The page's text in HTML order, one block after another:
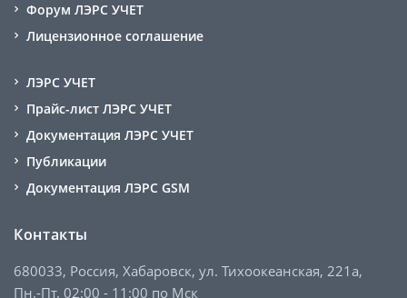
Форум ЛЭРС УЧЕТ
Лицензионное соглашение
ЛЭРС УЧЕТ
Прайс-лист ЛЭРС УЧЕТ
Документация ЛЭРС УЧЕТ
Публикации
Документация ЛЭРС GSM
Контакты
680033, Россия, Хабаровск, ул. Тихоокеанская, 221а,
Пн.-Пт. 02:00 - 11:00 по Мск